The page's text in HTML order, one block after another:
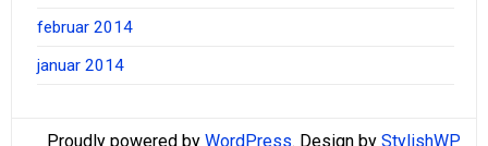
februar 2014
januar 2014
Proudly powered by WordPress. Design by StylishWP